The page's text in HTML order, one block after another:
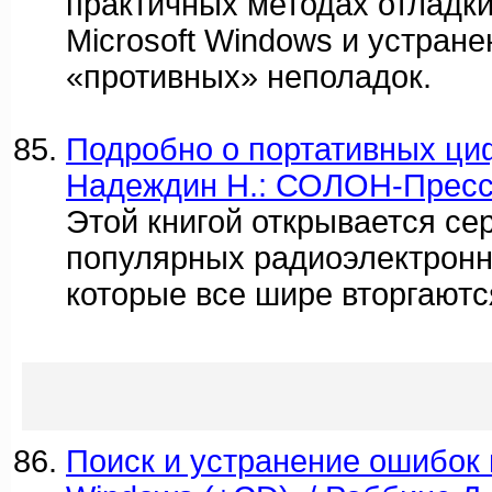
Microsoft Windows и
«противных» неполадок.
Подробно о портативных
Надеждин Н.: СОЛОН-
Этой книгой открывается
популярных
которые все шире
Поиск и устранение